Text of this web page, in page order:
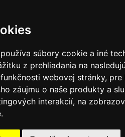
súbory cookie a iné
z prehliadania na
webovej stránky, pre
záujmu o naše produkty a
interakcií, na
.